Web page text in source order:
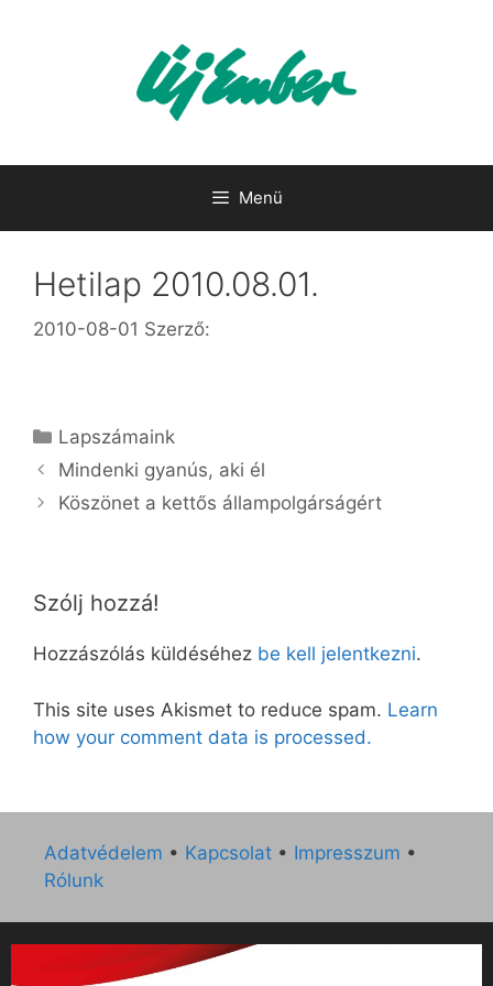
Menü
Hetilap 2010.08.01.
2010-08-01 Szerző:
Kategória
Lapszámaink
Mindenki gyanús, aki él
Köszönet a kettős állampolgárságért
Szólj hozzá!
Hozzászólás küldéséhez be kell jelentkezni.
This site uses Akismet to reduce spam. Learn
how your comment data is processed.
Adatvédelem • Kapcsolat • Impresszum •
Rólunk